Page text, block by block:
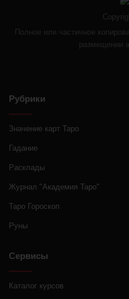
Полное или частичное
размещении
Рубрики
Значение карт Таро
Гадание
Расклады
Журнал "Академия Таро"
Таро Гороскоп
Руны
Сервисы
Каталог курсов